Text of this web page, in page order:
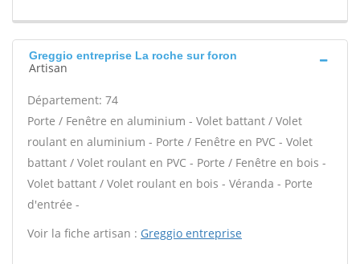
Greggio entreprise La roche sur foron
Artisan
Département: 74
Porte / Fenêtre en aluminium - Volet battant / Volet
roulant en aluminium - Porte / Fenêtre en PVC - Volet
battant / Volet roulant en PVC - Porte / Fenêtre en bois -
Volet battant / Volet roulant en bois - Véranda - Porte
d'entrée -
Voir la fiche artisan : Greggio entreprise